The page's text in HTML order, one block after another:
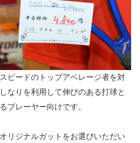
ピードのトップアベレージ者を対
なりを利用して伸びのある打球と
プレーヤー向けです。
リジナルガットをお選びいただい